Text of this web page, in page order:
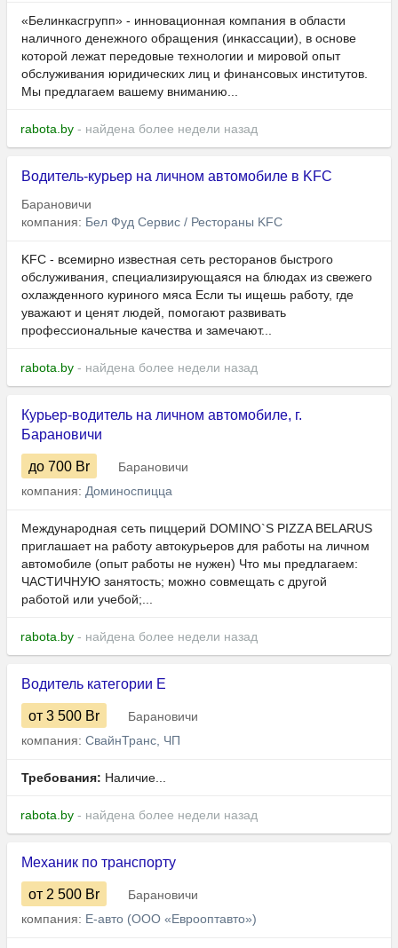
«Белинкасгрупп» - инновационная компания в области
наличного денежного обращения (инкассации), в основе
которой лежат передовые технологии и мировой опыт
обслуживания юридических лиц и финансовых институтов.
Мы предлагаем вашему вниманию...
rabota.by - найдена более недели назад
Водитель-курьер на личном автомобиле в KFC
Барановичи
компания: Бел Фуд Сервис / Рестораны KFC
KFC - всемирно известная сеть ресторанов быстрого
обслуживания, специализирующаяся на блюдах из свежего
охлажденного куриного мяса Если ты ищешь работу, где
уважают и ценят людей, помогают развивать
профессиональные качества и замечают...
rabota.by - найдена более недели назад
Курьер-водитель на личном автомобиле, г.
Барановичи
до 700 Br
Барановичи
компания: Доминоспицца
Международная сеть пиццерий DOMINO`S PIZZA BELARUS
приглашает на работу автокурьеров для работы на личном
автомобиле (опыт работы не нужен) Что мы предлагаем:
ЧАСТИЧНУЮ занятость; можно совмещать с другой
работой или учебой;...
rabota.by - найдена более недели назад
Водитель категории Е
от 3 500 Br
Барановичи
компания: СвайнТранс, ЧП
Требования: Наличие...
rabota.by - найдена более недели назад
Механик по транспорту
от 2 500 Br
Барановичи
компания: Е-авто (ООО «Еврооптавто»)